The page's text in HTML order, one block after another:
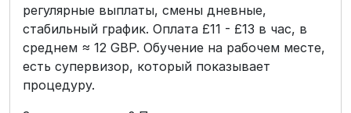
регулярные выплаты, смены дневные,
стабильный график. Оплата £11 - £13 в час, в
среднем ≈ 12 GBP. Обучение на рабочем месте,
есть супервизор, который показывает
процедуру.